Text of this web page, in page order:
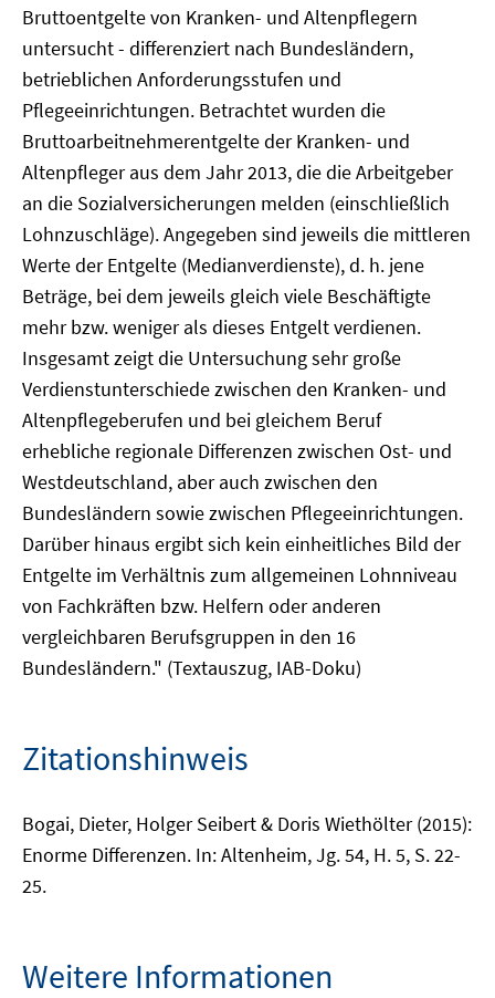
Bruttoentgelte von Kranken- und Altenpflegern
untersucht - differenziert nach Bundesländern,
betrieblichen Anforderungsstufen und
Pflegeeinrichtungen. Betrachtet wurden die
Bruttoarbeitnehmerentgelte der Kranken- und
Altenpfleger aus dem Jahr 2013, die die Arbeitgeber
an die Sozialversicherungen melden (einschließlich
Lohnzuschläge). Angegeben sind jeweils die mittleren
Werte der Entgelte (Medianverdienste), d. h. jene
Beträge, bei dem jeweils gleich viele Beschäftigte
mehr bzw. weniger als dieses Entgelt verdienen.
Insgesamt zeigt die Untersuchung sehr große
Verdienstunterschiede zwischen den Kranken- und
Altenpflegeberufen und bei gleichem Beruf
erhebliche regionale Differenzen zwischen Ost- und
Westdeutschland, aber auch zwischen den
Bundesländern sowie zwischen Pflegeeinrichtungen.
Darüber hinaus ergibt sich kein einheitliches Bild der
Entgelte im Verhältnis zum allgemeinen Lohnniveau
von Fachkräften bzw. Helfern oder anderen
vergleichbaren Berufsgruppen in den 16
Bundesländern." (Textauszug, IAB-Doku)
Zitationshinweis
Bogai, Dieter, Holger Seibert & Doris Wiethölter (2015):
Enorme Differenzen. In: Altenheim, Jg. 54, H. 5, S. 22-
25.
Weitere Informationen